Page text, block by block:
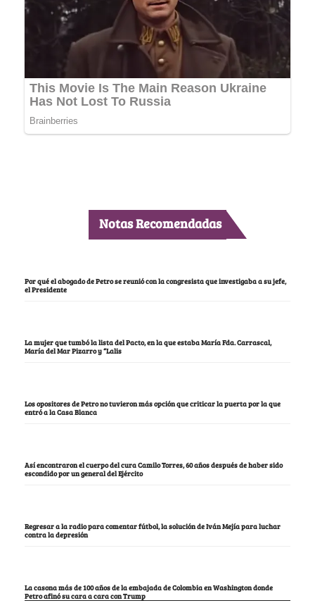
Notas Recomendadas
Por qué el abogado de Petro se reunió con la congresista que investigaba a su jefe,
el Presidente
La mujer que tumbó la lista del Pacto, en la que estaba María Fda. Carrascal,
María del Mar Pizarro y “Lalis
Los opositores de Petro no tuvieron más opción que criticar la puerta por la que
entró a la Casa Blanca
Así encontraron el cuerpo del cura Camilo Torres, 60 años después de haber sido
escondido por un general del Ejército
Regresar a la radio para comentar fútbol, la solución de Iván Mejía para luchar
contra la depresión
La casona más de 100 años de la embajada de Colombia en Washington donde
Petro afinó su cara a cara con Trump